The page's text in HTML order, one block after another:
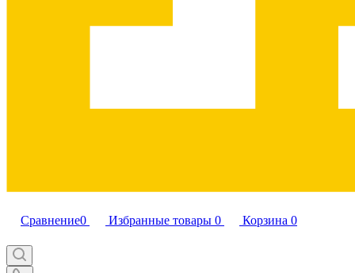
Сравнение0 Избранные товары 0 Корзина 0